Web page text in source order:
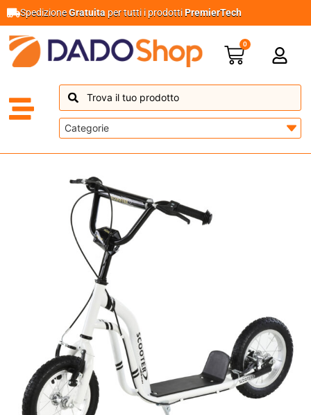
SpedizioneGratuita per tutti i prodottiPremierTech
0